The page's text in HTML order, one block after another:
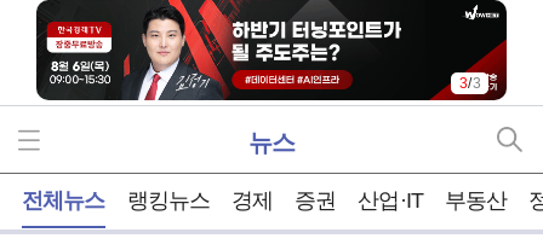
3/3
뉴스
전체뉴스 랭킹뉴스 경제 증권 산업·IT 부동산